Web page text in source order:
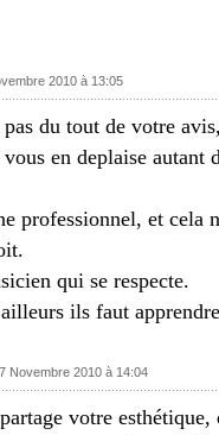
2010 à 13:05
du tout de votre
en deplaise autant
professionnel, et cela
qui se respecte.
ils faut
Novembre 2010 à 14:04
votre